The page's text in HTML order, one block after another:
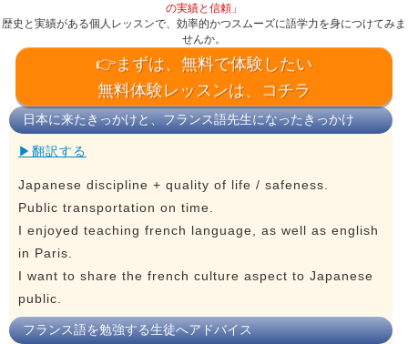
の実績と信頼」
歴史と実績がある個人レッスンで、効率的かつスムーズに語学力を身につけてみま
せんか。
👉まずは、無料で体験したい
無料体験レッスンは、コチラ
日本に来たきっかけと、フランス語先生になったきっかけ
▶翻訳する
Japanese discipline + quality of life / safeness.
Public transportation on time.
I enjoyed teaching french language, as well as english
in Paris.
I want to share the french culture aspect to Japanese
public.
フランス語を勉強する生徒へアドバイス